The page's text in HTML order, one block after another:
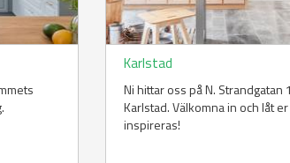
Karlstad
Ni hittar oss på N. Strandgatan
Karlstad. Välkomna in och låt er
inspireras!